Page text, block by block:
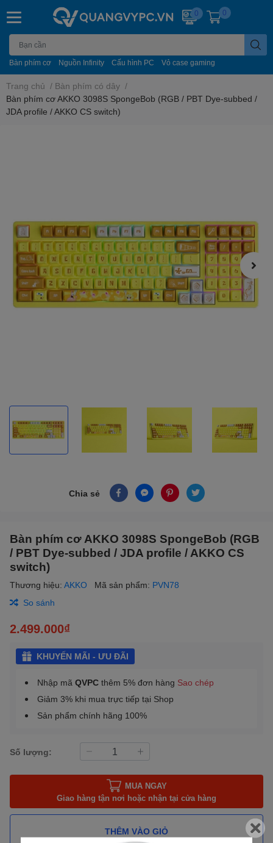
Bàn phím cơ Nguồn Infinity Cấu hình PC Vỏ case gaming
0 0
Trang chủ / Bàn phím có dây /
Bàn phím cơ AKKO 3098S SpongeBob (RGB / PBT Dye-subbed /
JDA profile / AKKO CS switch)
Chia sẻ
Bàn phím cơ AKKO 3098S SpongeBob (RGB
/ PBT Dye-subbed / JDA profile / AKKO CS
switch)
Thương hiệu: AKKO Mã sản phẩm: PVN78
So sánh
2.499.000₫
KHUYẾN MÃI - ƯU ĐÃI
Nhập mã QVPC thêm 5% đơn hàng Sao chép
Giảm 3% khi mua trực tiếp tại Shop
Sản phẩm chính hãng 100%
Số lượng:
MUA NGAY
Giao hàng tận nơi hoặc nhận tại cửa hàng
THÊM VÀO GIỎ